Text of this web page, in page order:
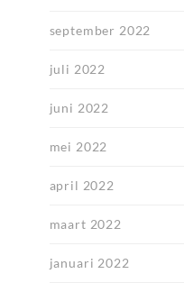
september 2022
juli 2022
juni 2022
mei 2022
april 2022
maart 2022
januari 2022